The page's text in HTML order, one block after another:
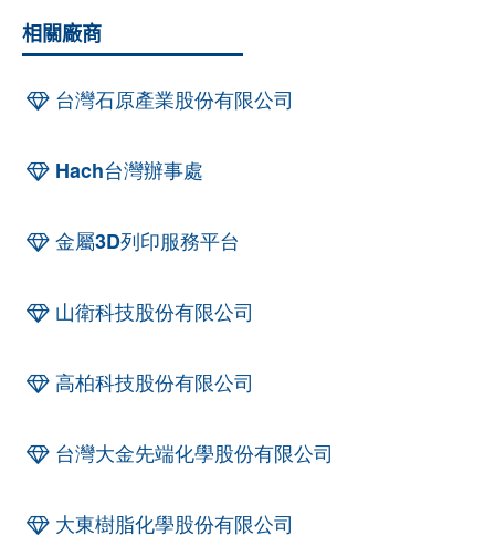
相關廠商
台灣石原產業股份有限公司
Hach台灣辦事處
金屬3D列印服務平台
山衛科技股份有限公司
高柏科技股份有限公司
台灣大金先端化學股份有限公司
大東樹脂化學股份有限公司